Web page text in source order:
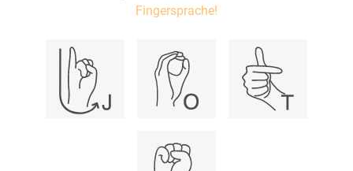
Fingersprache!